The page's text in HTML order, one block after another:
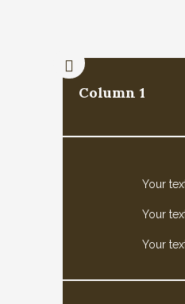
Column 1
Your
Your
Your